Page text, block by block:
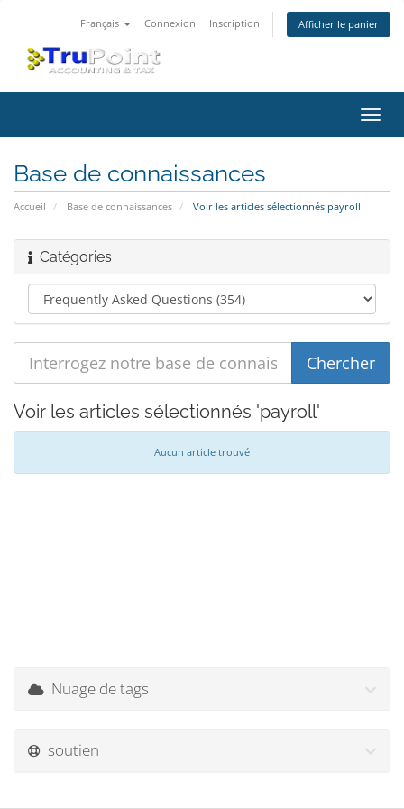
Français Connexion Inscription Afficher le panier
la
Base de connaissances
Accueil Base de connaissances Voir les articles sélectionnés payroll
Catégories
Voir les articles sélectionnés 'payroll'
Aucun article trouvé
Nuage de tags
soutien